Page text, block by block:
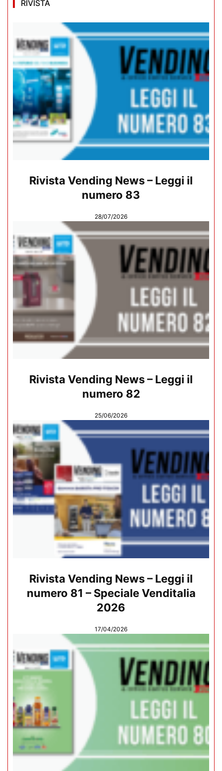
RIVISTA
Rivista Vending News – Leggi il
numero 83
28/07/2026
Rivista Vending News – Leggi il
numero 82
25/06/2026
Rivista Vending News – Leggi il
numero 81 – Speciale Venditalia
2026
17/04/2026